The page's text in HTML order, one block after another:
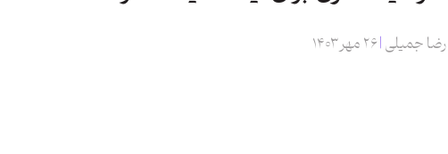
رضا جمیلی ۲۶ مهر ۱۴۰۳